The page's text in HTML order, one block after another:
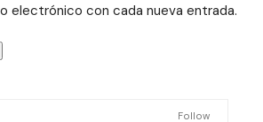
electrónico con cada nueva entrada.
Follow